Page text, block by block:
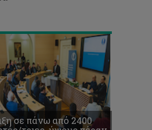
σε πάνω από 2400